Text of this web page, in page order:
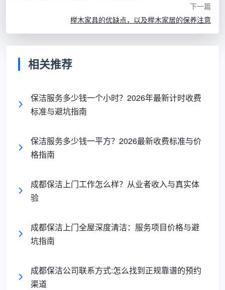
其实这说的就是温度。一般的实木家具怎么保养
呢？其实只需要避开这两个问题就可以了。因为木头最
害怕的就是这两个问题，如果偷懒不想要经常擦拭或者
以上就是实木家具怎么保养 的三招！
下一篇
榉木家具的优缺点，以及榉木家居的保养注意
相关推荐
保洁服务多少钱一个小时？2026年最新计时收费
标准与避坑指南
保洁服务多少钱一平方？2026最新收费标准与价
格指南
成都保洁上门工作怎么样？从业者收入与真实体
验
成都保洁上门全屋深度清洁：服务项目价格与避
坑指南
成都保洁公司联系方式:怎么找到正规靠谱的预约
渠道